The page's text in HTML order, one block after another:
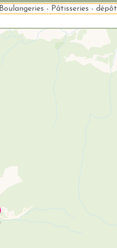
Boulangeries - Pâtisseries -